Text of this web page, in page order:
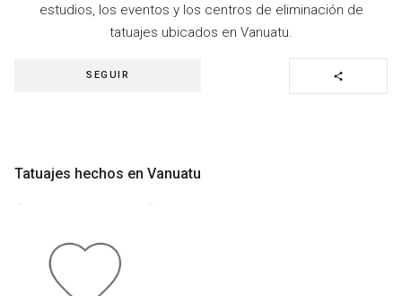
estudios, los eventos y los centros de eliminación de
tatuajes ubicados en Vanuatu.
share
SEGUIR
Tatuajes hechos en Vanuatu